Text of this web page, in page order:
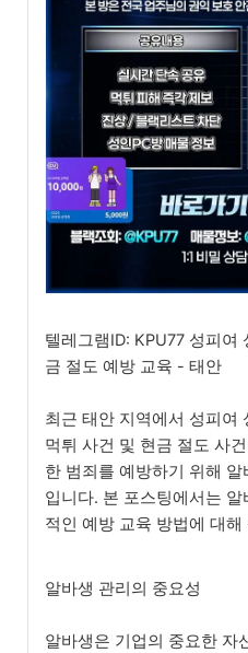
텔레그램ID: KPU77 성피여
금 절도 예방 교육 - 태안
최근 태안 지역에서 성피여
먹튀 사건 및 현금 절도 사
한 범죄를 예방하기 위해
입니다. 본 포스팅에서는
적인 예방 교육 방법에 대
알바생 관리의 중요성
알바생은 기업의 중요한 자